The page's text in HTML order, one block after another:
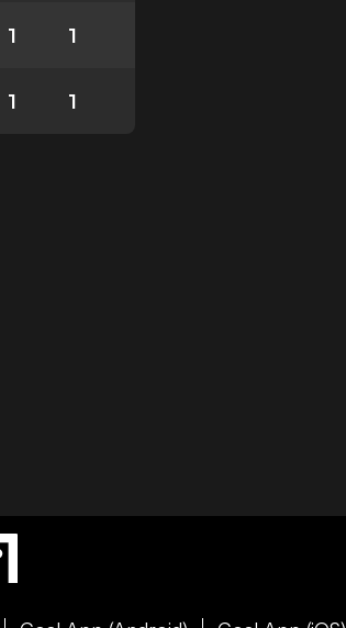
1 1
1 1